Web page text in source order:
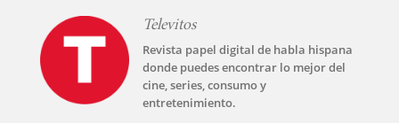
Televitos
Revista papel digital de habla hispana
donde puedes encontrar lo mejor del
cine, series, consumo y
entretenimiento.